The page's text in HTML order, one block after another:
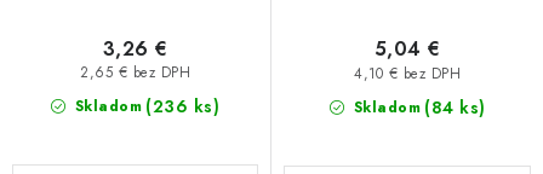
Skladom (236 ks)
2,65 € bez DPH
3,26 €
Skladom (84 ks)
4,10 € bez DPH
5,04 €